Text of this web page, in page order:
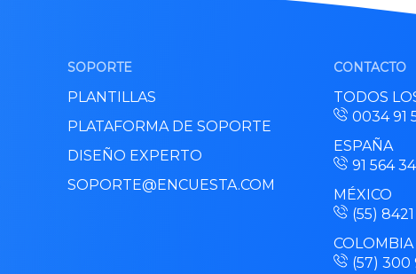
SOPORTE
PLANTILLAS
PLATAFORMA DE SOPORTE
DISEÑO EXPERTO
SOPORTE@ENCUESTA.COM
CONTACTO
TODOS
0034 91
ESPAÑA
91 564
MÉXICO
(55) 8421
COLOMBIA
(57) 300